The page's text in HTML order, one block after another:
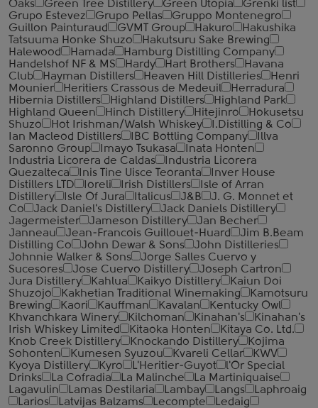
Oaks
Green Tree Distillery Green Utopia
Grenki list
Grupo Estevez
Grupo Pellas
Gruppo Montenegro
Guillon Painturaud
GVMT Group Hakuro
Hakushika
Tatsuuma Honke Shuzo
Hakutsuru Sake Brewing
Halewood
Hamada
Hamburg Distilling Company
Handelshof NF & MS
Hardy Hart Brothers
Havana
Club
Hayman Distillers Heaven Hill Distilleries
Henri
Mounier
Heritiers Crassous de Medeuil
Herradura
Hibernia Distillers
Highland Distillers
Highland Park
Highland Queen
Hinch Distillery Hitejinro
Hokusetsu
Shuzo
Hot Irishman/Walsh Whiskey
I.Distilling & Co
Ian Macleod Distillers
IBC Bottling Company
Illva
Saronno Group
Imayo Tsukasa
Inata Honten
Industria Licorera de Caldas
Industria Licorera
Quezalteca
Inis Tine Uisce Teoranta
Inver House
Distillers LTD
Ioreli Irish Distillers
Isle of Arran
Distillery
Isle Of Jura Italicus J&B
J. G. Monnet et
Co
Jack Daniel's Distillery
Jack Daniels Distillery
Jagermeister
Jameson Distillery
Jan Becher
Janneau
Jean-Francois Guillouet-Huard
Jim B.Beam
Distilling Co
John Dewar & Sons
John Distilleries
Johnnie Walker & Sons
Jorge Salles Cuervo y
Sucesores
Jose Cuervo Distillery
Joseph Cartron
Jura Distillery
Kahlua Kaikyo Distillery
Kaiun Doi
Shuzojo
Kakhetian Traditional Winemaking
Kamotsuru
Brewing
Kaori Kauffman Kavalan
Kentucky Owl
Khvanchkara Winery
Kilchoman Kinahan's
Kinahan's
Irish Whiskey Limited
Kitaoka Honten
Kitaya Co. Ltd.
Knob Creek Distillery
Knockando Distillery
Kojima
Sohonten
Kumesen Syuzou Kvareli Cellar
KWV
Kyoya Distillery
Kyro L'Heritier-Guyot
l'Or Special
Drinks
La Cofradia La Malinche
La Martiniquaise
Lagavulin
Lamas Destilaria Lambay Langs
Laphroaig
Larios
Latvijas Balzams Lecompte
Ledaig